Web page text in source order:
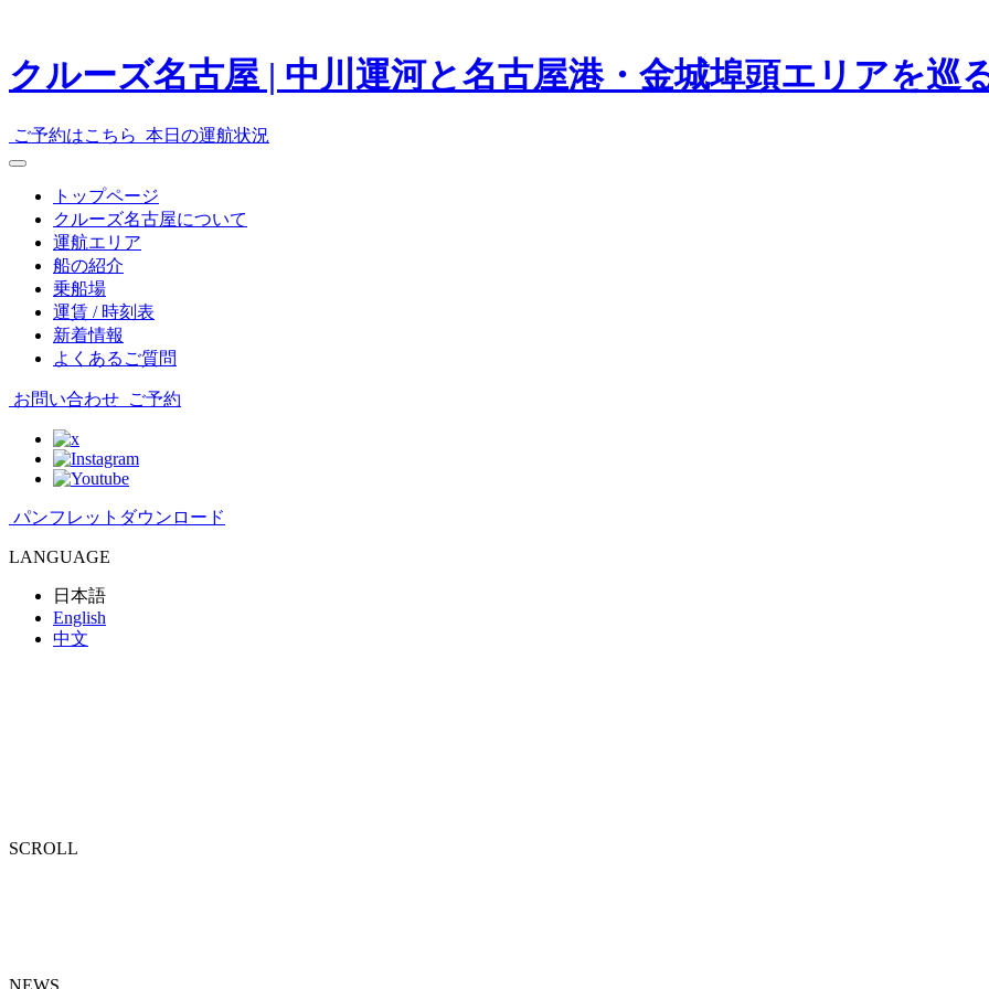
クルーズ名古屋 | 中川運河と名古屋港・金城埠頭エリアを巡
ご予約はこちら 本日の運航状況
トップページ
クルーズ名古屋について
運航エリア
船の紹介
乗船場
運賃 / 時刻表
新着情報
よくあるご質問
お問い合わせ ご予約
パンフレットダウンロード
LANGUAGE
日本語
English
中文
SCROLL
NEWS